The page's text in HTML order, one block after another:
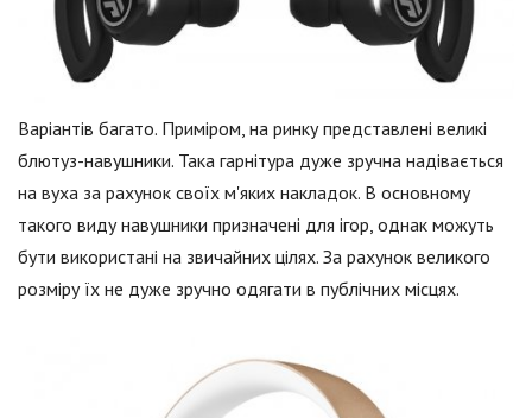
Варіантів багато. Приміром, на ринку представлені великі
блютуз-навушники. Така гарнітура дуже зручна надівається
на вуха за рахунок своїх м'яких накладок. В основному
такого виду навушники призначені для ігор, однак можуть
бути використані на звичайних цілях. За рахунок великого
розміру їх не дуже зручно одягати в публічних місцях.